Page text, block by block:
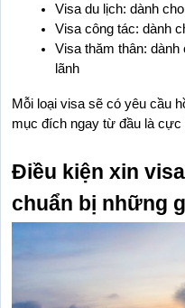
Visa du lịch: dành
Visa công tác: dành
Visa thăm thân:
lãnh
Mỗi loại visa sẽ có yêu cầu
mục đích ngay từ đầu là cực
Điều kiện xin
chuẩn bị những